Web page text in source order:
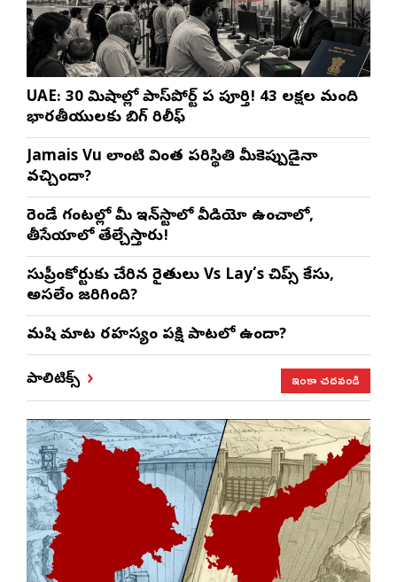
UAE: 30 నిమిషాల్లో పాస్‌పోర్ట్ పని పూర్తి! 43 లక్షల మంది
భారతీయులకు బిగ్ రిలీఫ్
Jamais Vu లాంటి వింత పరిస్థితి మీకెప్పుడైనా
వచ్చిందా?
రెండే గంటల్లో మీ ఇన్‌స్టాలో వీడియో ఉంచాలో,
తీసేయాలో తేల్చేస్తారు!
సుప్రీంకోర్టుకు చేరిన రైతులు Vs Lay’s చిప్స్‌ కేసు,
అసలేం జరిగింది?
మనిషి మాట రహస్యం పక్షి పాటలో ఉందా?
పాలిటిక్స్ ఇంకా చదవండి